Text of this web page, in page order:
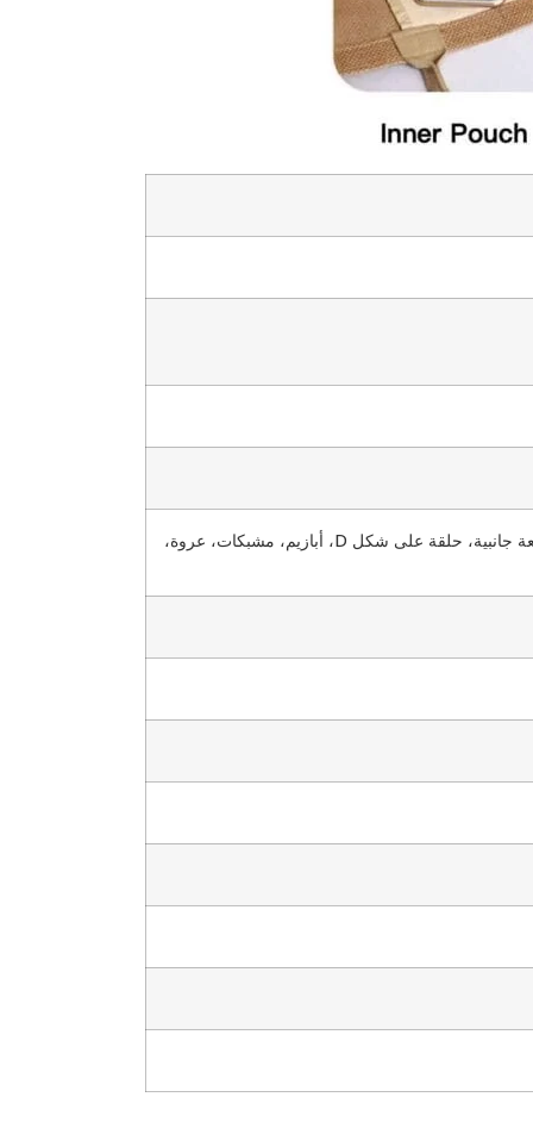
جيب داخلي، جيب خارجي، سحاب، سحاب، زر قابل للفتح، مشبك مغناطيسي، فيلكرو، رباط، مجمعة سفلية، مجمعة جانبية، حلقة على شكل D، أبازيم، مشبكات، عروة،